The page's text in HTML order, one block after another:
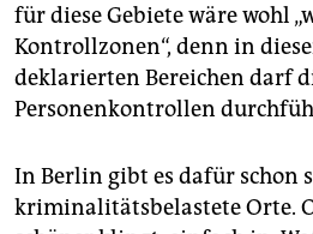
für diese Gebiete wäre wohl
Kontrollzonen“, denn in
deklarierten Bereichen darf
Personenkontrollen
In Berlin gibt es dafür schon
kriminalitätsbelastete Orte.